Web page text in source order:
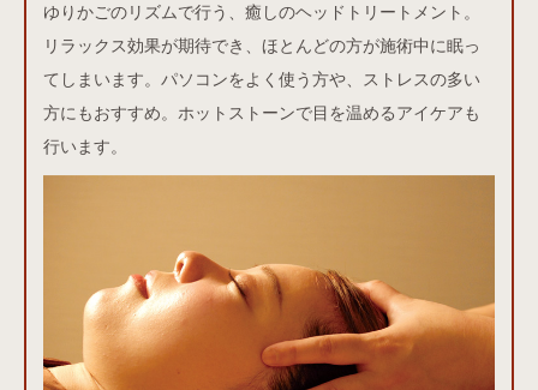
ゆりかごのリズムで行う、癒しのヘッドトリートメント。
リラックス効果が期待でき、ほとんどの方が施術中に眠っ
てしまいます。パソコンをよく使う方や、ストレスの多い
方にもおすすめ。ホットストーンで目を温めるアイケアも
行います。